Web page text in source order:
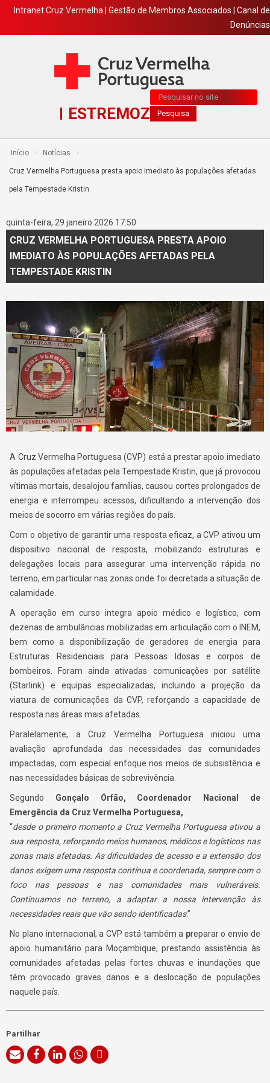
Intranet Cruz Vermelha Gestão de Membros Associados
Canal de
Denúncias
ESTREMOZ
Pesquisa...
Pesquisa
Início > Notícias >
Cruz Vermelha Portuguesa presta apoio imediato às populações afetadas
pela Tempestade Kristin
quinta-feira, 29 janeiro 2026 17:50
CRUZ VERMELHA PORTUGUESA PRESTA APOIO
IMEDIATO ÀS POPULAÇÕES AFETADAS PELA
TEMPESTADE KRISTIN
A Cruz Vermelha Portuguesa (CVP) está a prestar apoio imediato
às populações afetadas pela Tempestade Kristin, que já provocou
vítimas mortais, desalojou famílias, causou cortes prolongados de
energia e interrompeu acessos, dificultando a intervenção dos
meios de socorro em várias regiões do país.
Com o objetivo de garantir uma resposta eficaz, a CVP ativou um
dispositivo nacional de resposta, mobilizando estruturas e
delegações locais para assegurar uma intervenção rápida no
terreno, em particular nas zonas onde foi decretada a situação de
calamidade.
A operação em curso integra apoio médico e logístico, com
dezenas de ambulâncias mobilizadas em articulação com o INEM,
bem como a disponibilização de geradores de energia para
Estruturas Residenciais para Pessoas Idosas e corpos de
bombeiros. Foram ainda ativadas comunicações por satélite
(Starlink) e equipas especializadas, incluindo a projeção da
viatura de comunicações da CVP, reforçando a capacidade de
resposta nas áreas mais afetadas.
Paralelamente, a Cruz Vermelha Portuguesa iniciou uma
avaliação aprofundada das necessidades das comunidades
impactadas, com especial enfoque nos meios de subsistência e
nas necessidades básicas de sobrevivência.
Segundo Gonçalo Órfão, Coordenador Nacional de
Emergência da Cruz Vermelha Portuguesa,
“desde o primeiro momento a Cruz Vermelha Portuguesa ativou a
sua resposta, reforçando meios humanos, médicos e logísticos nas
zonas mais afetadas. As dificuldades de acesso e a extensão dos
danos exigem uma resposta contínua e coordenada, sempre com o
foco nas pessoas e nas comunidades mais vulneráveis.
Continuamos no terreno, a adaptar a nossa intervenção às
necessidades reais que vão sendo identificadas.”
No plano internacional, a CVP está também a preparar o envio de
apoio humanitário para Moçambique, prestando assistência às
comunidades afetadas pelas fortes chuvas e inundações que
têm provocado graves danos e a deslocação de populações
naquele país.
Partilhar